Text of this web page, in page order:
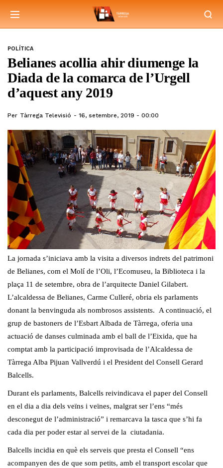
POLÍTICA
Belianes acollia ahir diumenge la
Diada de la comarca de l’Urgell
d’aquest any 2019
Per Tàrrega Televisió 16, setembre, 2019 - 00:00
La jornada s’iniciava amb la visita a diversos indrets del patrimoni
de Belianes, com el Molí de l’Oli, l’Ecomuseu, la Biblioteca i la
plaça 11 de setembre, obra de l’arquitecte Daniel Gilabert.
L’alcaldessa de Belianes, Carme Culleré, obria els parlaments
donant la benvinguda als nombrosos assistents. A continuació, el
grup de bastoners de l’Esbart Albada de Tàrrega, oferia una
actuació de danses culminada amb el ball de l’Eixida, que ha
comptat amb la participació improvisada de l’Alcaldessa de
Tàrrega Alba Pijuan Vallverdú i el President del Consell Gerard
Balcells.
Durant els parlaments, Balcells reivindicava el paper del Consell
en el dia a dia dels veïns i veïnes, malgrat ser l’ens “més
desconegut de l’administració” i remarcava la tasca que s’hi fa
cada dia per poder estar al servei de la ciutadania.
Balcells incidia en què els serveis que presta el Consell “ens
acompanyen des de que som petits, amb el transport escolar que